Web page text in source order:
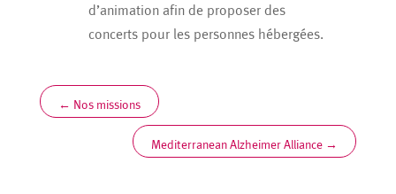
d’animation afin de proposer des
concerts pour les personnes hébergées.
← Nos missions
Mediterranean Alzheimer Alliance →